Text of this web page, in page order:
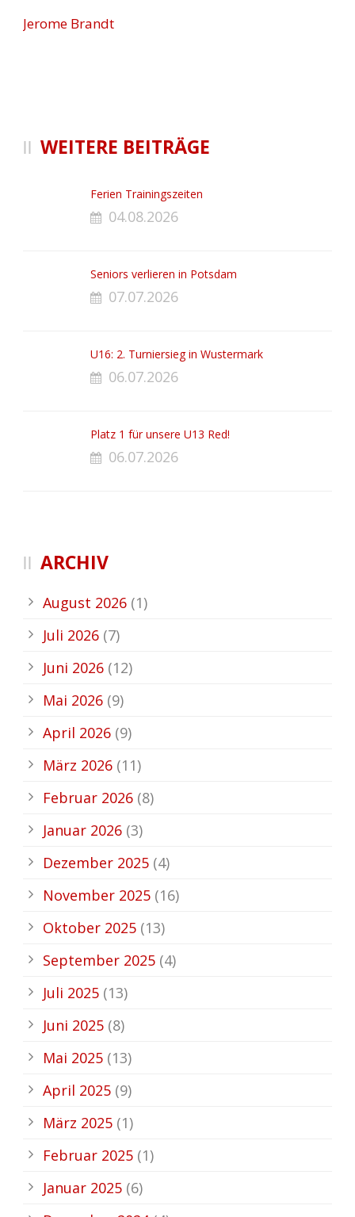
Jerome Brandt
WEITERE BEITRÄGE
Ferien Trainingszeiten
04.08.2026
Seniors verlieren in Potsdam
07.07.2026
U16: 2. Turniersieg in Wustermark
06.07.2026
Platz 1 für unsere U13 Red!
06.07.2026
ARCHIV
August 2026 (1)
Juli 2026 (7)
Juni 2026 (12)
Mai 2026 (9)
April 2026 (9)
März 2026 (11)
Februar 2026 (8)
Januar 2026 (3)
Dezember 2025 (4)
November 2025 (16)
Oktober 2025 (13)
September 2025 (4)
Juli 2025 (13)
Juni 2025 (8)
Mai 2025 (13)
April 2025 (9)
März 2025 (1)
Februar 2025 (1)
Januar 2025 (6)